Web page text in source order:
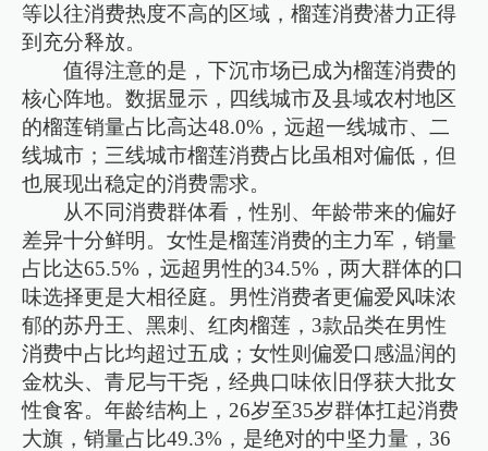
等以往消费热度不高的区域，榴莲消费潜力正得
到充分释放。
值得注意的是，下沉市场已成为榴莲消费的
核心阵地。数据显示，四线城市及县域农村地区
的榴莲销量占比高达48.0%，远超一线城市、二
线城市；三线城市榴莲消费占比虽相对偏低，但
也展现出稳定的消费需求。
从不同消费群体看，性别、年龄带来的偏好
差异十分鲜明。女性是榴莲消费的主力军，销量
占比达65.5%，远超男性的34.5%，两大群体的口
味选择更是大相径庭。男性消费者更偏爱风味浓
郁的苏丹王、黑刺、红肉榴莲，3款品类在男性
消费中占比均超过五成；女性则偏爱口感温润的
金枕头、青尼与干尧，经典口味依旧俘获大批女
性食客。年龄结构上，26岁至35岁群体扛起消费
大旗，销量占比49.3%，是绝对的中坚力量，36